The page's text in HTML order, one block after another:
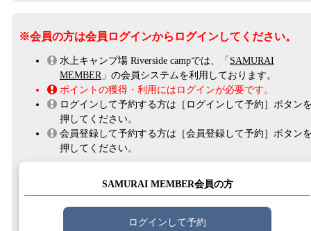
※会員の方は会員ログインからログインしてください。
水上キャンプ場 Riverside campでは、「 SAMURAI
MEMBER 」の会員システムを利用しております。
ポイントの獲得・利用にはログインが必要です。
ログインして予約する方は［ログインして予約］ボタン
押してください。
会員登録して予約する方は［会員登録して予約］ボタン
押してください。
SAMURAI MEMBER会員の方
ログインして予約